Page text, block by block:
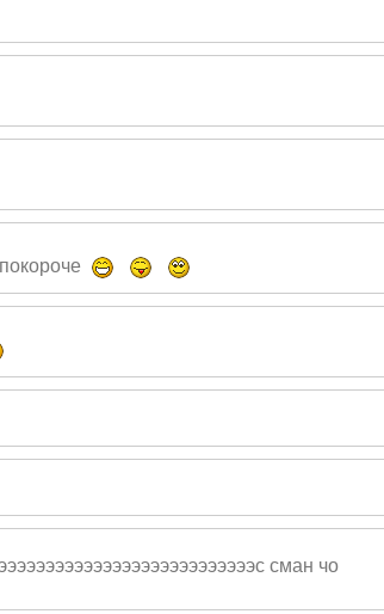
ээээээээээээс сман чо